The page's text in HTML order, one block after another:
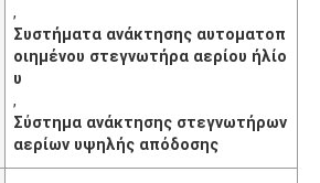
,
Συστήματα ανάκτησης αυτοματοπ
οιημένου στεγνωτήρα αερίου ήλίο
υ
,
Σύστημα ανάκτησης στεγνωτήρων
αερίων υψηλής απόδοσης